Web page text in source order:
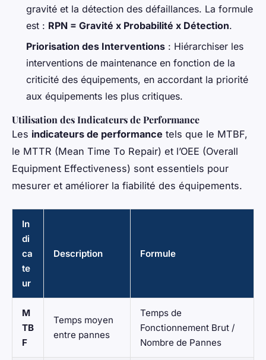
gravité et la détection des défaillances. La formule
est : RPN = Gravité x Probabilité x Détection.
Priorisation des Interventions : Hiérarchiser les
interventions de maintenance en fonction de la
criticité des équipements, en accordant la priorité
aux équipements les plus critiques.
Utilisation des Indicateurs de Performance
Les indicateurs de performance tels que le MTBF,
le MTTR (Mean Time To Repair) et l’OEE (Overall
Equipment Effectiveness) sont essentiels pour
mesurer et améliorer la fiabilité des équipements.
In
di
ca
te
ur
Description Formule
M
TB
F
Temps moyen
entre pannes
Temps de
Fonctionnement Brut /
Nombre de Pannes